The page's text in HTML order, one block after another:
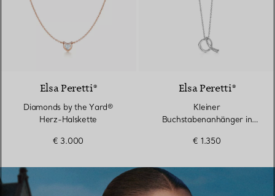
Elsa Peretti®
Diamonds by the Yard®
Herz-Halskette
€ 3.000
Elsa Peretti®
Kleiner
Buchstabenanhänger in
€ 1.350